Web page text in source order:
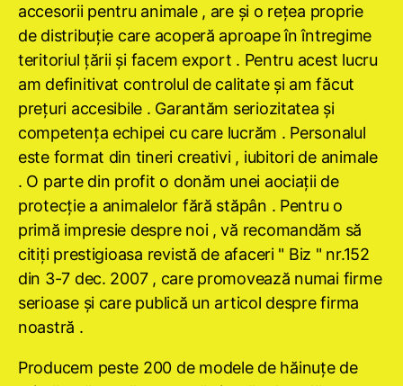
accesorii pentru animale , are şi o reţea proprie
de distribuţie care acoperă aproape în întregime
teritoriul ţării şi facem export . Pentru acest lucru
am definitivat controlul de calitate şi am făcut
preţuri accesibile . Garantăm seriozitatea şi
competenţa echipei cu care lucrăm . Personalul
este format din tineri creativi , iubitori de animale
. O parte din profit o donăm unei aociaţii de
protecţie a animalelor fără stăpân . Pentru o
primă impresie despre noi , vă recomandăm să
citiţi prestigioasa revistă de afaceri " Biz " nr.152
din 3-7 dec. 2007 , care promovează numai firme
serioase şi care publică un articol despre firma
noastră .
Producem peste 200 de modele de hăinuţe de